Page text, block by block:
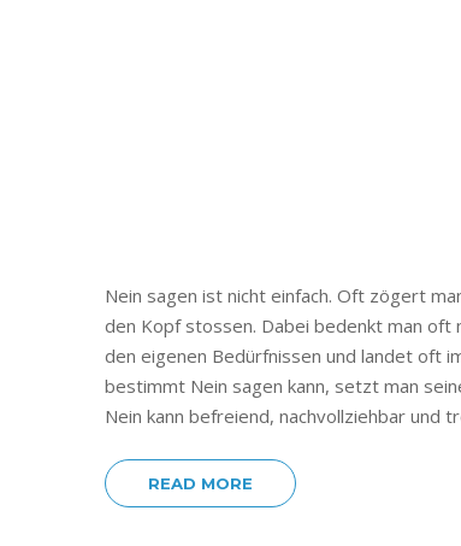
Nein sagen ist nicht einfach. Oft zögert
den Kopf stossen. Dabei bedenkt man oft
den eigenen Bedürfnissen und landet oft
bestimmt Nein sagen kann, setzt man
Nein kann befreiend, nachvollziehbar und
READ MORE